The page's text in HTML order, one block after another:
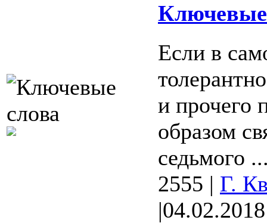
Ключевые
Если в
и прочего
образом
седьмого
2555 | Г.
|04.02.2018